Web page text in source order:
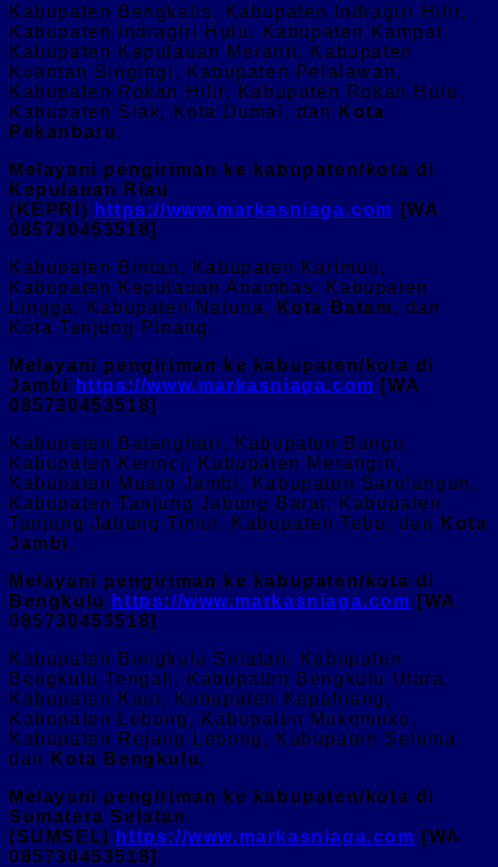
Kabupaten Bengkalis, Kabupaten Indragiri Hilir,
Kabupaten Indragiri Hulu, Kabupaten Kampar,
Kabupaten Kepulauan Meranti, Kabupaten
Kuantan Singingi, Kabupaten Pelalawan,
Kabupaten Rokan Hilir, Kabupaten Rokan Hulu,
Kabupaten Siak, Kota Dumai, dan
Kota
Pekanbaru.
Melayani pengiriman ke kabupaten/kota di
Kepulauan Riau
(KEPRI) https://www.markasniaga.com
[WA
085730453518]
Kabupaten Bintan, Kabupaten Karimun,
Kabupaten Kepulauan Anambas, Kabupaten
Lingga, Kabupaten Natuna,
Kota Batam, dan
Kota Tanjung Pinang.
Melayani pengiriman ke kabupaten/kota di
Jambi
https://www.markasniaga.com [WA
085730453518]
Kabupaten Batanghari, Kabupaten Bungo,
Kabupaten Kerinci, Kabupaten Merangin,
Kabupaten Muaro Jambi, Kabupaten Sarolangun,
Kabupaten Tanjung Jabung Barat, Kabupaten
Tanjung Jabung Timur. Kabupaten Tebo, dan
Kota
Jambi.
Melayani pengiriman ke kabupaten/kota di
Bengkulu
https://www.markasniaga.com [WA
085730453518]
Kabupaten Bengkulu Selatan, Kabupaten
Bengkulu Tengah, Kabupaten Bengkulu Utara,
Kabupaten Kaur, Kabupaten Kepahiang,
Kabupaten Lebong, Kabupaten Mukomuko,
Kabupaten Rejang Lebong, Kabupaten Seluma,
dan
Kota Bengkulu.
Melayani pengiriman ke kabupaten/kota di
Sumatera Selatan
(SUMSEL) https://www.markasniaga.com [WA
085730453518]